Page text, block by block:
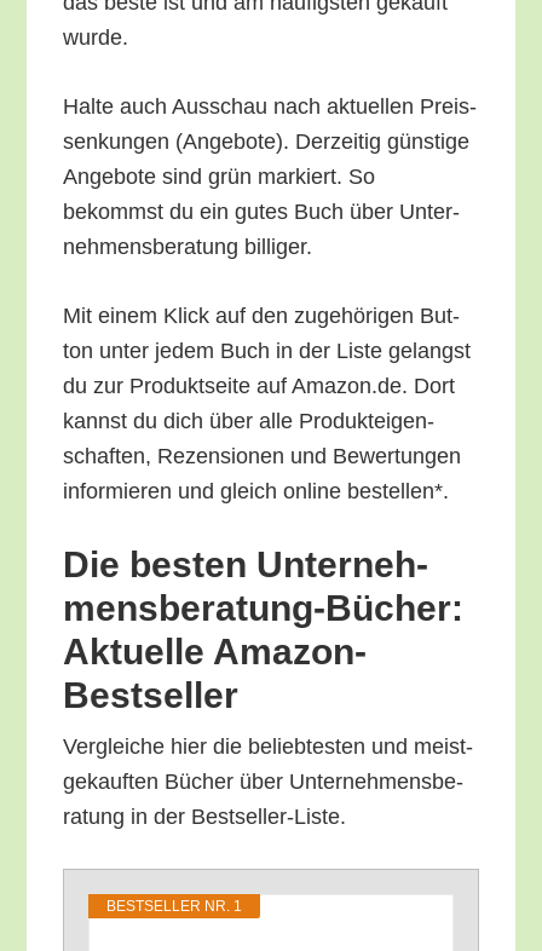
wurde.
Hal­te auch Aus­schau nach aktu­el­len Preis­
sen­kun­gen (Ange­bo­te). Der­zei­tig güns­ti­ge
Ange­bo­te sind grün mar­kiert. So
bekommst du ein gutes Buch über Unter­
neh­mens­be­ra­tung billiger.
Mit einem Klick auf den zuge­hö­ri­gen But­
ton unter jedem Buch in der Lis­te gelangst
du zur Pro­dukt­sei­te auf Amazon.de. Dort
kannst du dich über alle Pro­duk­tei­gen­
schaf­ten, Rezen­sio­nen und Bewer­tun­gen
infor­mie­ren und gleich online bestellen*.
Die bes­ten Unter­neh­
mens­be­ra­tung-Bücher:
Aktu­el­le Amazon-
Bestseller
Ver­glei­che hier die belieb­tes­ten und meist­
ge­kauf­ten Bücher über Unter­neh­mens­be­
ra­tung in der Bestseller-Liste.
BEST­SEL­LER NR. 1